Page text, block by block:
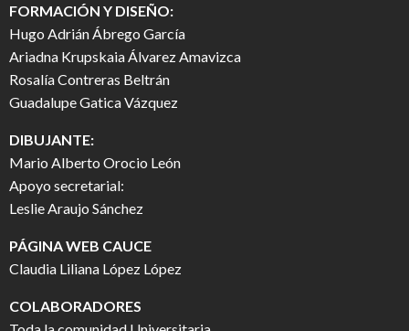
FORMACIÓN Y DISEÑO:
Hugo Adrián Ábrego García
Ariadna Krupskaia Álvarez Amavizca
Rosalía Contreras Beltrán
Guadalupe Gatica Vázquez
DIBUJANTE:
Mario Alberto Orocio León
Apoyo secretarial:
Leslie Araujo Sánchez
PÁGINA WEB CAUCE
Claudia Liliana López López
COLABORADORES